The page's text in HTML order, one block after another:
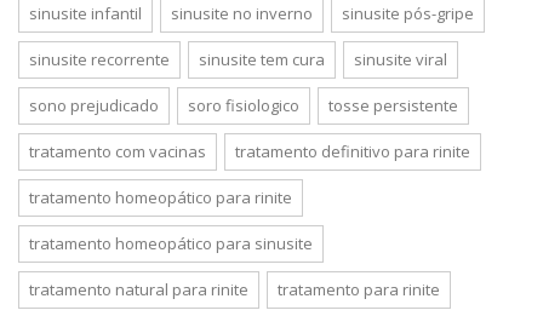
sinusite infantil sinusite no inverno sinusite pós-gripe
sinusite recorrente sinusite tem cura sinusite viral
sono prejudicado soro fisiologico tosse persistente
tratamento com vacinas tratamento definitivo para rinite
tratamento homeopático para rinite
tratamento homeopático para sinusite
tratamento natural para rinite tratamento para rinite